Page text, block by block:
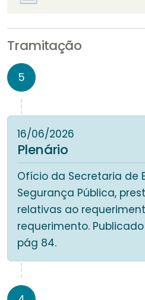
Tramitação
5
16/06/2026
Plenário
Ofício da Secretaria de
Segurança Pública,
relativas ao
requerimento. Publicado
pág 84.